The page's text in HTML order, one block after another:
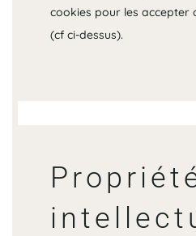
cookies pour les accepter
(cf ci-dessus).